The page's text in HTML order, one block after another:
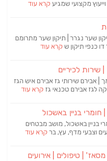
מקצועי שמגיע קרא עוד
שער נגרר | תיקון שער מתרומם
כנפי תיקון ש קרא עוד
שירות לכיריים
| אבירם שירותי גז אבירם איש הגז
לגז אבירם טכנאי גז קרא עוד
חומרי בניין באשכול
בניין באשכול, מושב מבטחים
וצבעי מדף, עץ, בר קרא עוד
| טיפולים | אירועים